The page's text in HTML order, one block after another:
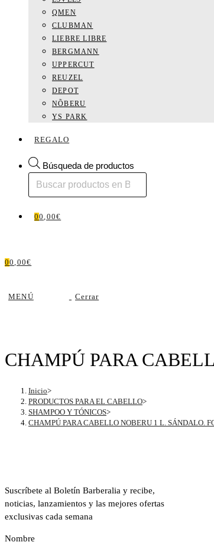
QMEN
CLUBMAN
LIEBRE LIBRE
BERGMANN
UPPERCUT
REUZEL
DEPOT
NÕBERU
YS PARK
REGALO
Búsqueda de productos
00,00€
00,00€
MENÚ Cerrar
CHAMPÚ PARA
Inicio>
PRODUCTOS PARA EL CABELLO>
SHAMPOO Y TÓNICOS>
CHAMPÚ PARA CABELLO NOBERU 1 L. SÁNDALO.
Suscríbete al Boletín Barberalia y recibe,
noticias, lanzamientos y las mejores ofertas
exclusivas cada semana
Nombre